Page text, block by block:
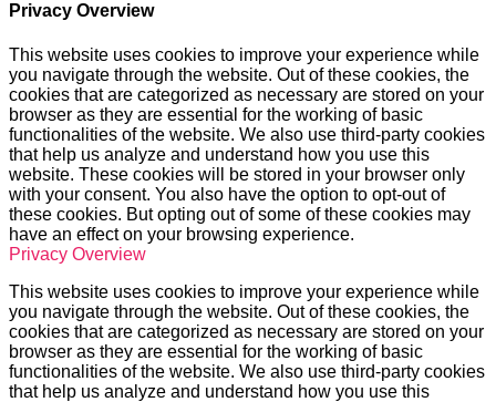
Privacy Overview
This website uses cookies to improve your experience while
you navigate through the website. Out of these cookies, the
cookies that are categorized as necessary are stored on your
browser as they are essential for the working of basic
functionalities of the website. We also use third-party cookies
that help us analyze and understand how you use this
website. These cookies will be stored in your browser only
with your consent. You also have the option to opt-out of
these cookies. But opting out of some of these cookies may
have an effect on your browsing experience.
Privacy Overview
This website uses cookies to improve your experience while
you navigate through the website. Out of these cookies, the
cookies that are categorized as necessary are stored on your
browser as they are essential for the working of basic
functionalities of the website. We also use third-party cookies
that help us analyze and understand how you use this